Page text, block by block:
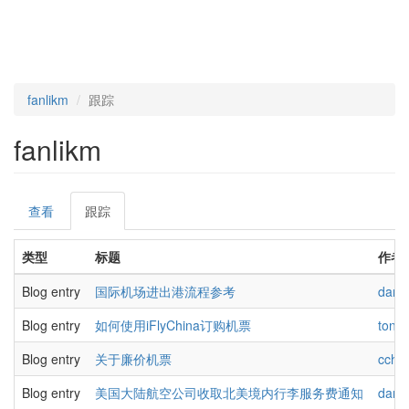
fanlikm 跟踪
fanlikm
Primary
tabs
查看 跟踪
tab)
类型
标题
作者
Blog entry
国际机场进出港流程参考
Blog entry
如何使用iFlyChina订购机票
tony
Blog entry
关于廉价机票
cch
Blog entry
美国大陆航空公司收取北美境内行李服务费通知